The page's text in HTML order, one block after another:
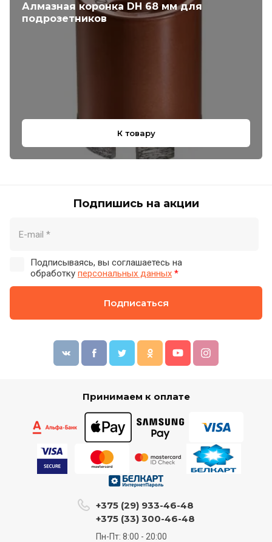
Алмазная коронка DH 68 мм для
подрозетников
К товару
Подпишись на акции
Подписываясь, вы соглашаетесь на
обработку персональных данных *
Подписаться
Принимаем к оплате
+375 (29) 933-46-48
+375 (33) 300-46-48
Пн-Пт: 8:00 - 20:00